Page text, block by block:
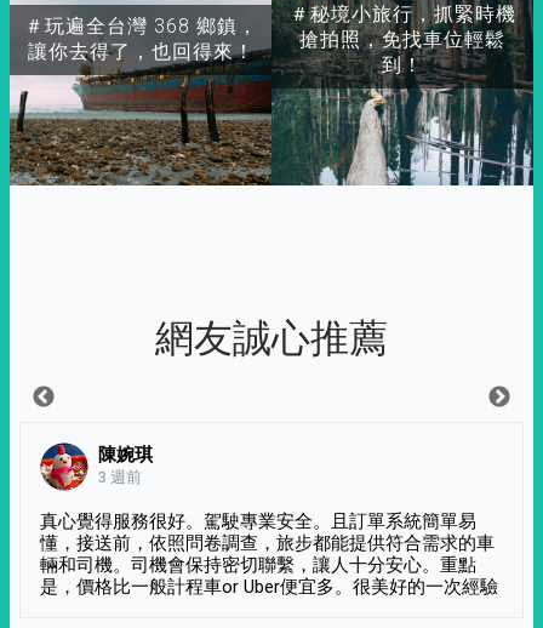
＃玩遍全台灣 368 鄉鎮，
讓你去得了，也回得來！
＃秘境小旅行，抓緊時機
搶拍照，免找車位輕鬆
到！
網友誠心推薦
陳婉琪
3 週前
真心覺得服務很好。駕駛專業安全。且訂單系統簡單易
懂，接送前，依照問卷調查，旅步都能提供符合需求的車
輛和司機。司機會保持密切聯繫，讓人十分安心。重點
是，價格比一般計程車or Uber便宜多。很美好的一次經驗